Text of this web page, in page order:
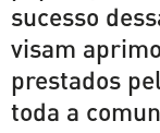
sucesso
visam
prestados
toda a